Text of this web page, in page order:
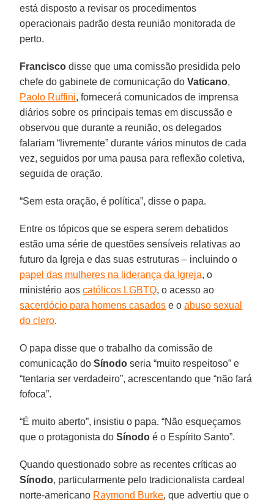
está disposto a revisar os procedimentos
operacionais padrão desta reunião monitorada de
perto.
Francisco disse que uma comissão presidida pelo
chefe do gabinete de comunicação doVaticano,
Paolo Ruffini, fornecerá comunicados de imprensa
diários sobre os principais temas em discussão e
observou que durante a reunião, os delegados
falariam “livremente” durante vários minutos de cada
vez, seguidos por uma pausa para reflexão coletiva,
seguida de oração.
“Sem esta oração, é política”, disse o papa.
Entre os tópicos que se espera serem debatidos
estão uma série de questões sensíveis relativas ao
futuro da Igreja e das suas estruturas – incluindo o
papel das mulheres na liderança da Igreja, o
ministério aoscatólicos LGBTQ, o acesso ao
sacerdócio para homens casados e oabuso sexual
do clero.
O papa disse que o trabalho da comissão de
comunicação doSínodo seria “muito respeitoso” e
“tentaria ser verdadeiro”, acrescentando que “não fará
fofoca”.
“É muito aberto”, insistiu o papa. “Não esqueçamos
que o protagonista doSínodo é o Espírito Santo”.
Quando questionado sobre as recentes críticas ao
Sínodo, particularmente pelo tradicionalista cardeal
norte-americano Raymond Burke, que advertiu que o